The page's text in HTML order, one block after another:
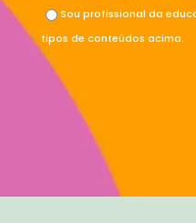
Sou profissional da
tipos de conteúdos acima.